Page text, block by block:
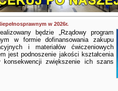
w 2026r.
będzie „Rządowy program
w formie dofinansowania zakupu
i materiałów ćwiczeniowych
jest podnoszenie jakości kształcenia
konsekwencji zwiększenie ich szans